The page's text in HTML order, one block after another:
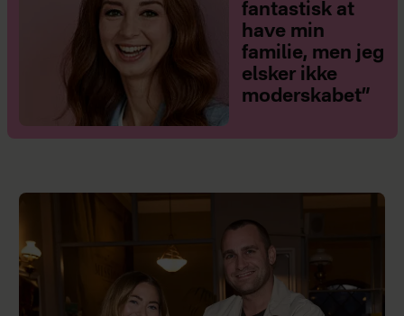
fantastisk at
have min
familie, men jeg
elsker ikke
moderskabet”